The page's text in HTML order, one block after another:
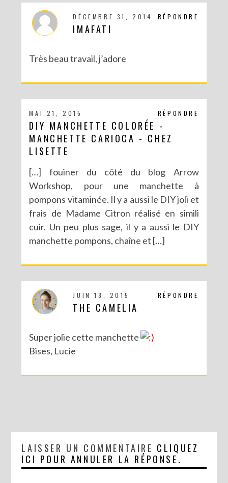
RÉPONDRE
DÉCEMBRE 31, 2014
IMAFATI
Très beau travail, j’adore
RÉPONDRE
MAI 21, 2015
DIY MANCHETTE COLORÉE -
MANCHETTE CARIOCA - CHEZ
LISETTE
[…] fouiner du côté du blog Arrow
Workshop, pour une manchette à
pompons vitaminée. Il y a aussi le DIY joli et
frais de Madame Citron réalisé en simili
cuir. Un peu plus sage, il y a aussi le DIY
manchette pompons, chaîne et […]
RÉPONDRE
JUIN 18, 2015
THE CAMELIA
Super jolie cette manchette
Bises, Lucie
LAISSER UN COMMENTAIRE CLIQUEZ
ICI POUR ANNULER LA RÉPONSE.